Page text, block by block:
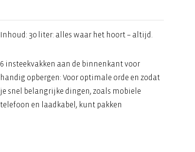
Inhoud: 30 liter: alles waar het hoort – altijd.
6 insteekvakken aan de binnenkant voor
handig opbergen: Voor optimale orde en zodat
je snel belangrijke dingen, zoals mobiele
telefoon en laadkabel, kunt pakken